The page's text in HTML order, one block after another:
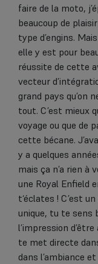
faire de la moto,
beaucoup de
type d’engins.
elle y est pour
réussite de cette
vecteur
grand pays qu’on
tout. C’est mieux
voyage ou que de
cette bécane.
y a quelques
mais ça n’a rien à
une Royal Enfield
t‘éclates ! C’est
unique, tu te sens
l’impression
te met directe
dans l’ambiance